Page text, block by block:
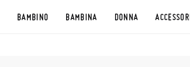
BAMBINO BAMBINA DONNA